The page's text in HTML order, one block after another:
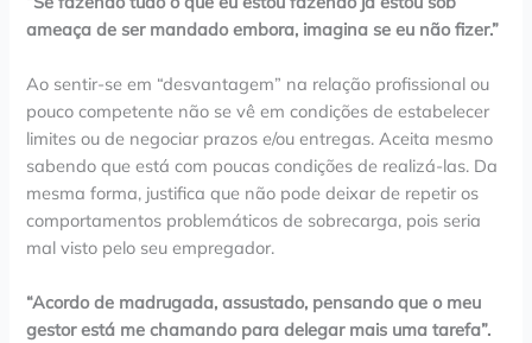
ameaça de ser mandado embora, imagina se eu não fizer.”
Ao sentir-se em “desvantagem” na relação profissional ou
pouco competente não se vê em condições de estabelecer
limites ou de negociar prazos e/ou entregas. Aceita mesmo
sabendo que está com poucas condições de realizá-las. Da
mesma forma, justifica que não pode deixar de repetir os
comportamentos problemáticos de sobrecarga, pois seria
mal visto pelo seu empregador.
“Acordo de madrugada, assustado, pensando que o meu
gestor está me chamando para delegar mais uma tarefa”.